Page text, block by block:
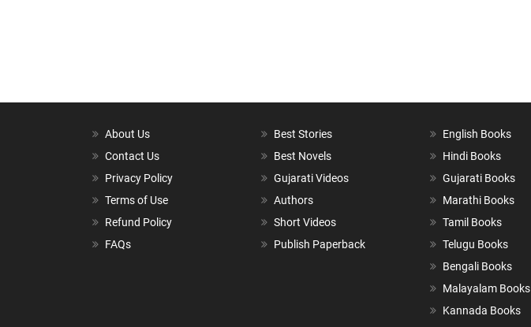
About Us
Contact Us
Privacy Policy
Terms of Use
Refund Policy
FAQs
Best Stories
Best Novels
Gujarati Videos
Authors
Short Videos
Publish Paperback
English Books
Hindi Books
Gujarati Books
Marathi Books
Tamil Books
Telugu Books
Bengali Books
Malayalam Books
Kannada Books